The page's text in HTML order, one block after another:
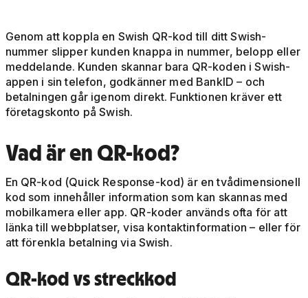
Genom att koppla en Swish QR-kod till ditt Swish-
nummer slipper kunden knappa in nummer, belopp eller
meddelande. Kunden skannar bara QR-koden i Swish-
appen i sin telefon, godkänner med BankID – och
betalningen går igenom direkt. Funktionen kräver ett
företagskonto på Swish.
Vad är en QR-kod?
En QR-kod (Quick Response-kod) är en tvådimensionell
kod som innehåller information som kan skannas med
mobilkamera eller app. QR-koder används ofta för att
länka till webbplatser, visa kontaktinformation – eller för
att förenkla betalning via Swish.
QR-kod vs streckkod